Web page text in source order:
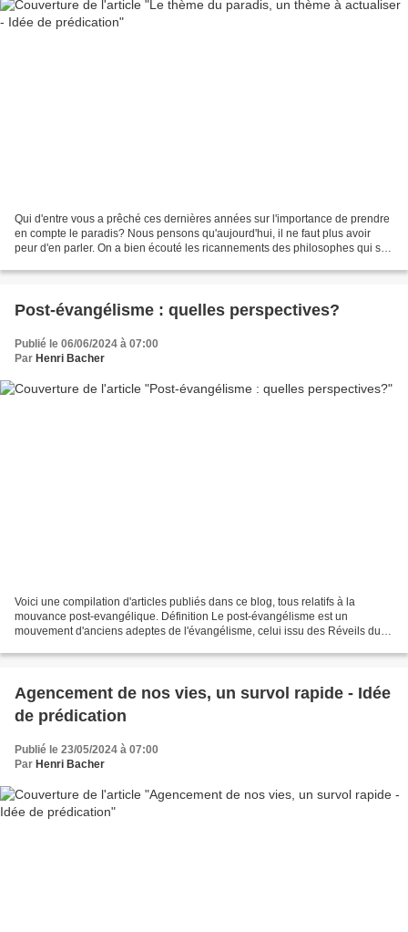
Qui d'entre vous a prêché ces dernières années sur l'importance de prendre
en compte le paradis? Nous pensons qu'aujourd'hui, il ne faut plus avoir
peur d'en parler. On a bien écouté les ricannements des philosophes qui se
Post-évangélisme : quelles perspectives?
Publié le 06/06/2024 à 07:00
Par Henri Bacher
Voici une compilation d'articles publiés dans ce blog, tous relatifs à la
mouvance post-evangélique. Définition Le post-évangélisme est un
mouvement d'anciens adeptes de l'évangélisme, celui issu des Réveils du
Agencement de nos vies, un survol rapide - Idée
de prédication
Publié le 23/05/2024 à 07:00
Par Henri Bacher